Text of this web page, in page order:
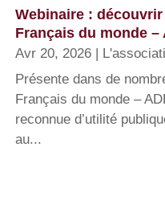
Webinaire :
Français du monde –
Avr 20, 2026
Présente dans de
Français du monde –
reconnue d’utilité
au...